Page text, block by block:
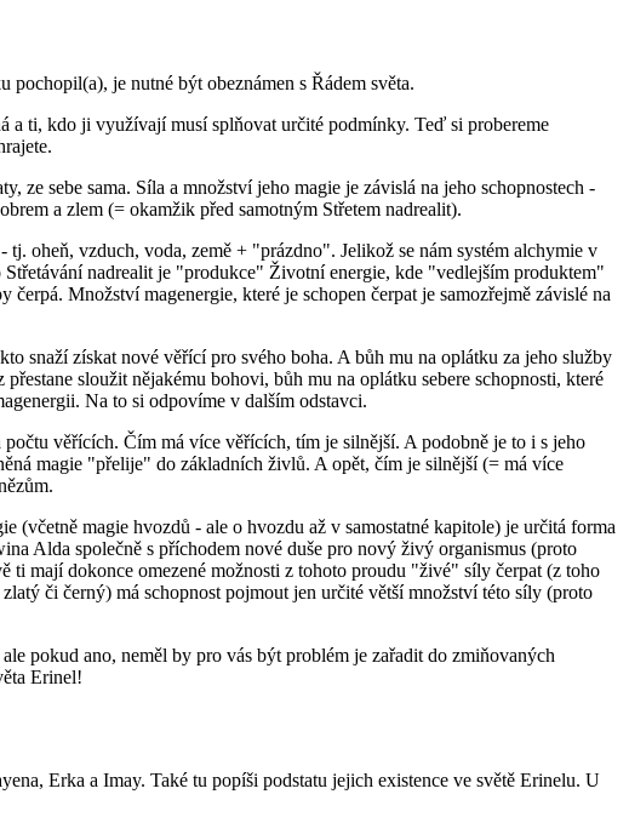
je nutné být obeznámen s Řádem světa.
a ti, kdo ji využívají musí splňovat určité podmínky. Teď si probereme
sebe sama. Síla a množství jeho magie je závislá na jeho schopnostech -
a zlem (= okamžik před samotným Střetem nadrealit).
oheň, vzduch, voda, země + "prázdno". Jelikož se nám systém alchymie v
nadrealit je "produkce" Životní energie, kde "vedlejším produktem"
Množství magenergie, které je schopen čerpat je samozřejmě závislé na
snaží získat nové věřící pro svého boha. A bůh mu na oplátku za jeho služby
sloužit nějakému bohovi, bůh mu na oplátku sebere schopnosti, které
Na to si odpovíme v dalším odstavci.
věřících. Čím má více věřících, tím je silnější. A podobně je to i s jeho
magie "přelije" do základních živlů. A opět, čím je silnější (= má více
(včetně magie hvozdů - ale o hvozdu až v samostatné kapitole) je určitá forma
Alda společně s příchodem nové duše pro nový živý organismus (proto
mají dokonce omezené možnosti z tohoto proudu "živé" síly čerpat (z toho
či černý) má schopnost pojmout jen určité větší množství této síly (proto
pokud ano, neměl by pro vás být problém je zařadit do zmiňovaných
Erinel!
Erka a Imay. Také tu popíši podstatu jejich existence ve světě Erinelu. U